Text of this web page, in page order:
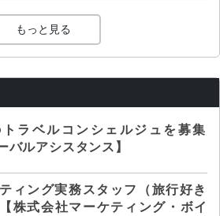
もっと見る
ラベルコンシェルジュを募集
バルアシスタンス】
ィング実務スタッフ（旅行好き
株式会社マーケティング・ボイ